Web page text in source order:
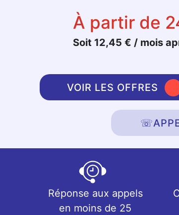
À partir de
Soit 12,45 € / mois
VOIR LES OFFRES
☏
Réponse aux appels
en moins de 25